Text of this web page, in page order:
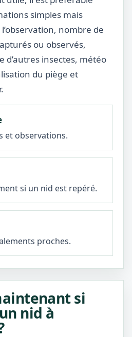
simples mais
nombre de
ou observés,
d’autres insectes, météo
du piège et
et observations.
si un nid est repéré.
proches.
si
nid à